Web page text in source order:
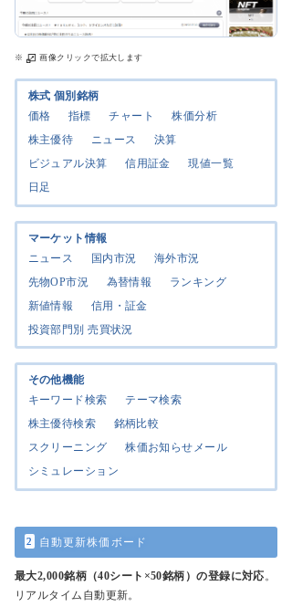
※ 画像クリックで拡大します
株式 個別銘柄
価格
指標 チャート
株価分析
株主優待
ニュース
決算
ビジュアル決算
信用証金
現値一覧
日足
マーケット情報
ニュース
国内市況
海外市況
先物OP市況
為替情報
ランキング
新値情報
信用・証金
投資部門別 売買状況
その他機能
キーワード検索
テーマ検索
株主優待検索
銘柄比較
スクリーニング
株価お知らせメール
シミュレーション
2 自動更新株価ボード
最大2,000銘柄（40シート×50銘柄）の登録に対応。
リアルタイム自動更新。